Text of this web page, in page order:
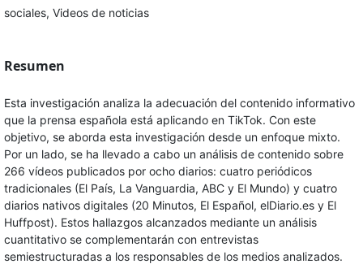
sociales, Videos de noticias
Resumen
Esta investigación analiza la adecuación del contenido informativo
que la prensa española está aplicando en TikTok. Con este
objetivo, se aborda esta investigación desde un enfoque mixto.
Por un lado, se ha llevado a cabo un análisis de contenido sobre
266 vídeos publicados por ocho diarios: cuatro periódicos
tradicionales (El País, La Vanguardia, ABC y El Mundo) y cuatro
diarios nativos digitales (20 Minutos, El Español, elDiario.es y El
Huffpost). Estos hallazgos alcanzados mediante un análisis
cuantitativo se complementarán con entrevistas
semiestructuradas a los responsables de los medios analizados.